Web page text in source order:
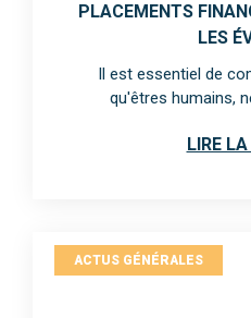
PLACEMENTS
LES
Il est essentiel de
qu'êtres humains,
LIRE
ACTUS GÉNÉRALES